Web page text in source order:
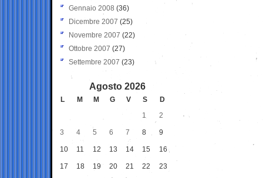
Gennaio 2008 (36)
Dicembre 2007 (25)
Novembre 2007 (22)
Ottobre 2007 (27)
Settembre 2007 (23)
Agosto 2026
L M M G V S
D
1
2
3 4 5 6 7 8 9
10 11 12 13 14 15 16
17 18 19 20 21 22 23